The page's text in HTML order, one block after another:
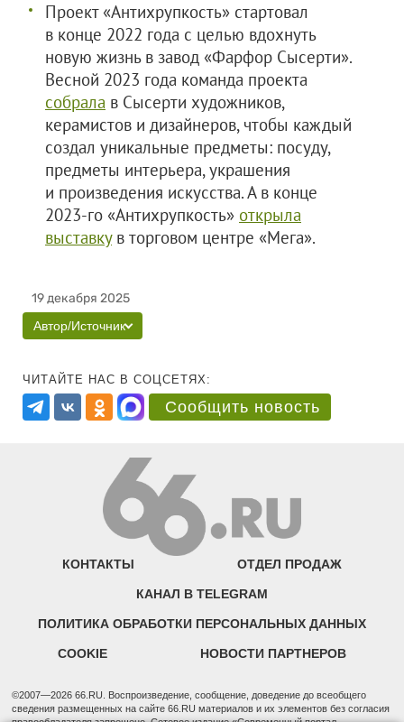
Проект «Антихрупкость» стартовал
в конце 2022 года с целью вдохнуть
новую жизнь в завод «Фарфор Сысерти».
Весной 2023 года команда проекта
собрала в Сысерти художников,
керамистов и дизайнеров, чтобы каждый
создал уникальные предметы: посуду,
предметы интерьера, украшения
и произведения искусства. А в конце
2023-го «Антихрупкость» открыла
выставкув торговом центре «Мега».
19 декабря 2025
Автор/Источник
ЧИТАЙТЕ НАС В СОЦСЕТЯХ:
Сообщить новость
КОНТАКТЫ ОТДЕЛ ПРОДАЖ
КАНАЛ В TELEGRAM
ПОЛИТИКА ОБРАБОТКИ ПЕРСОНАЛЬНЫХ ДАННЫХ
COOKIE НОВОСТИ ПАРТНЕРОВ
©2007—2026 66.RU. Воспроизведение, сообщение, доведение до всеобщего
сведения размещенных на сайте 66.RU материалов и их элементов без согласия